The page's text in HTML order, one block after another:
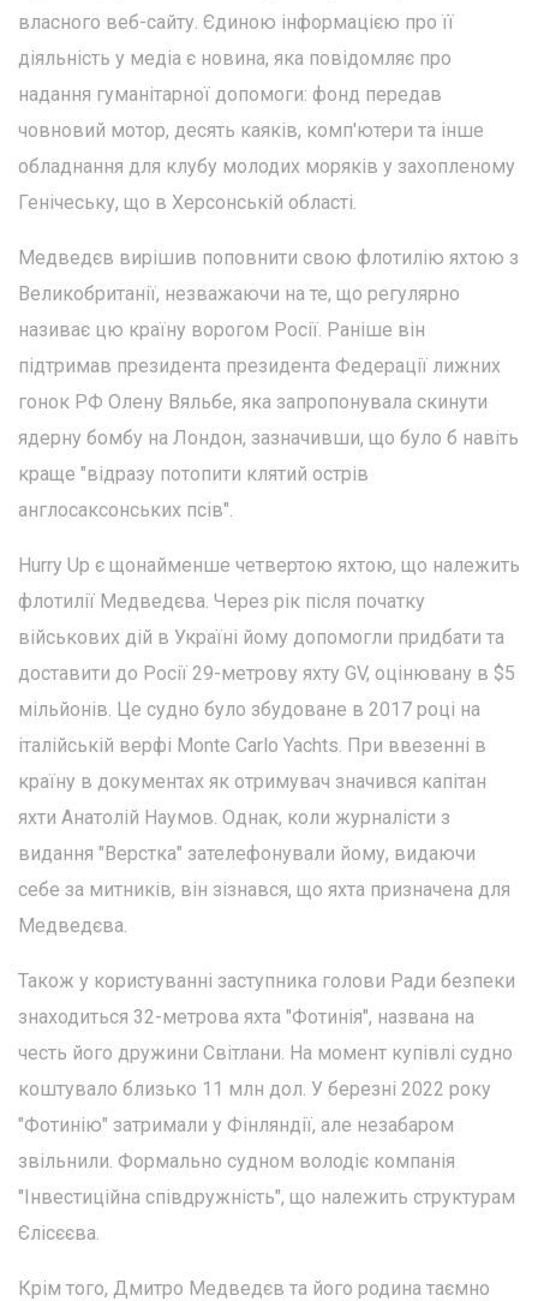
власного веб-сайту. Єдиною інформацією про її
діяльність у медіа є новина, яка повідомляє про
надання гуманітарної допомоги: фонд передав
човновий мотор, десять каяків, комп'ютери та інше
обладнання для клубу молодих моряків у захопленому
Генічеську, що в Херсонській області.
Медведєв вирішив поповнити свою флотилію яхтою з
Великобританії, незважаючи на те, що регулярно
називає цю країну ворогом Росії. Раніше він
підтримав президента президента Федерації лижних
гонок РФ Олену Вяльбе, яка запропонувала скинути
ядерну бомбу на Лондон, зазначивши, що було б навіть
краще "відразу потопити клятий острів
англосаксонських псів".
Hurry Up є щонайменше четвертою яхтою, що належить
флотилії Медведєва. Через рік після початку
військових дій в Україні йому допомогли придбати та
доставити до Росії 29-метрову яхту GV, оцінювану в $5
мільйонів. Це судно було збудоване в 2017 році на
італійській верфі Monte Carlo Yachts. При ввезенні в
країну в документах як отримувач значився капітан
яхти Анатолій Наумов. Однак, коли журналісти з
видання "Верстка" зателефонували йому, видаючи
себе за митників, він зізнався, що яхта призначена для
Медведєва.
Також у користуванні заступника голови Ради безпеки
знаходиться 32-метрова яхта "Фотинія", названа на
честь його дружини Світлани. На момент купівлі судно
коштувало близько 11 млн дол. У березні 2022 року
"Фотинію" затримали у Фінляндії, але незабаром
звільнили. Формально судном володіє компанія
"Інвестиційна співдружність", що належить структурам
Єлісєєва.
Крім того, Дмитро Медведєв та його родина таємно